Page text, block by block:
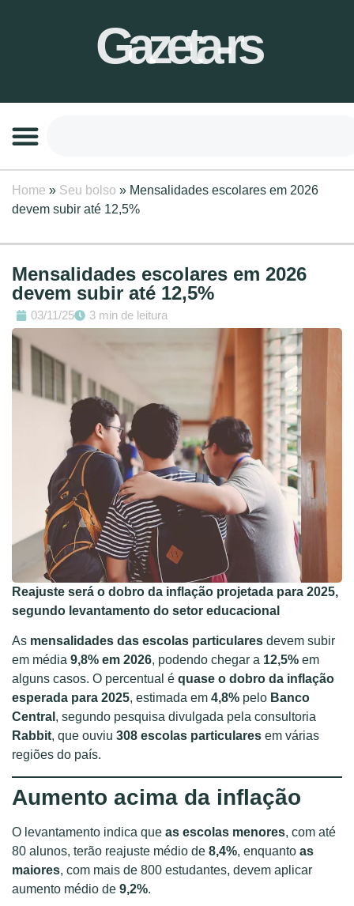
Gazeta-rs
Home » Seu bolso » Mensalidades escolares em 2026
devem subir até 12,5%
Mensalidades escolares em 2026
devem subir até 12,5%
03/11/25 3 min de leitura
Reajuste será o dobro da inflação projetada para 2025,
segundo levantamento do setor educacional
As mensalidades das escolas particulares devem subir
em média 9,8% em 2026, podendo chegar a 12,5% em
alguns casos. O percentual é quase o dobro da inflação
esperada para 2025, estimada em 4,8% pelo Banco
Central , segundo pesquisa divulgada pela consultoria
Rabbit, que ouviu 308 escolas particulares em várias
regiões do país.
Aumento acima da inflação
O levantamento indica que as escolas menores, com até
80 alunos, terão reajuste médio de 8,4%, enquanto as
maiores, com mais de 800 estudantes, devem aplicar
aumento médio de 9,2%.